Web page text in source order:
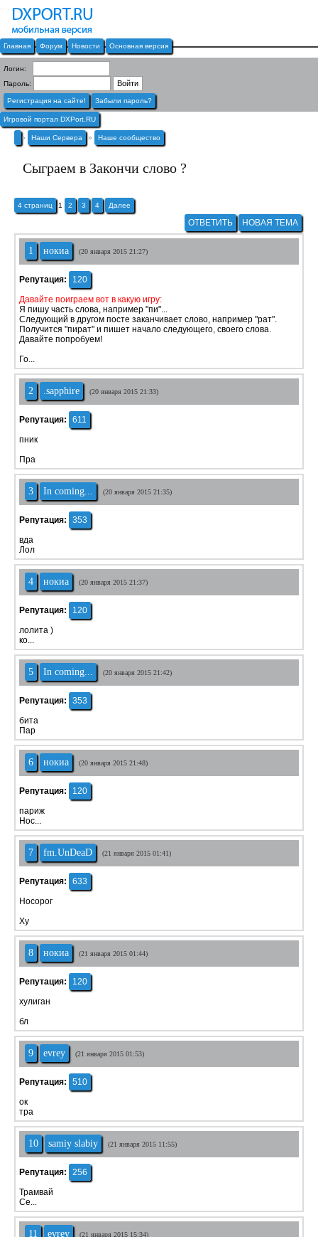
Главная Форум Новости Основная версия
Логин:
Пароль:
Регистрация на сайте! Забыли пароль?
Игровой портал DXPort.RU
» Наши Сервера » Наше сообщество
Сыграем в Закончи слово ?
4 страниц 1 2 3 4 Далее
ОТВЕТИТЬ НОВАЯ ТЕМА
1 нокиа (20 января 2015 21:27)
Репутация:
120
Давайте поиграем вот в какую игру:
Я пишу часть слова, например "пи"...
Следующий в другом посте заканчивает слово, например "рат".
Получится "пират" и пишет начало следующего, своего слова.
Давайте попробуем!
Го...
2 .sapphire (20 января 2015 21:33)
Репутация:
611
пник
Пра
3 In coming... (20 января 2015 21:35)
Репутация:
353
вда
Лол
4 нокиа (20 января 2015 21:37)
Репутация:
120
лолита )
ко...
5 In coming... (20 января 2015 21:42)
Репутация:
353
бита
Пар
6 нокиа (20 января 2015 21:48)
Репутация:
120
париж
Ноc...
7 fm.UnDeaD (21 января 2015 01:41)
Репутация:
633
Носорог
Ху
8 нокиа (21 января 2015 01:44)
Репутация:
120
хулиган
бл
9 evrey (21 января 2015 01:53)
Репутация:
510
ок
тра
10 samiy slabiy (21 января 2015 11:55)
Репутация:
256
Трамвай
Се...
11 evrey (21 января 2015 15:34)